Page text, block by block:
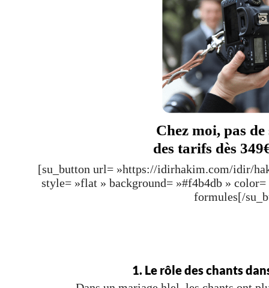
Chez moi, pas
des tarifs dès
[su_button url= »https://idirhakim.com/idir/
style= »flat » background= »#f4b4db » color=
formules[/
1. Le rôle des chants